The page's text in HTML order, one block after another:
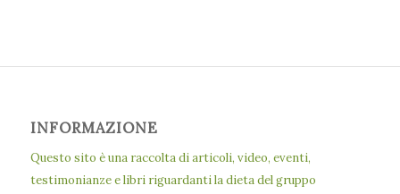
INFORMAZIONE
Questo sito è una raccolta di articoli, video, eventi,
testimonianze e libri riguardanti la dieta del gruppo